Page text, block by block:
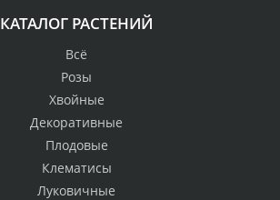
КАТАЛОГ РАСТЕНИЙ
Всё
Розы
Хвойные
Декоративные
Плодовые
Клематисы
Луковичные